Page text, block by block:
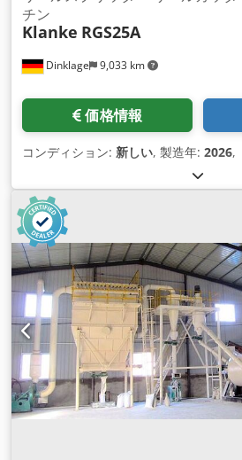
Dinklage 9,033 km
チン
Klanke RGS25A
価格情報
コンディション: 新しい, 製造年: 2026,